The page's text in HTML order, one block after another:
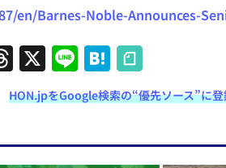
en/Barnes-Noble-Announces-
T
h
re
a
X Li
n
e
H
at
e
n
HON.jpをGoogle検索の“優先ソース”に